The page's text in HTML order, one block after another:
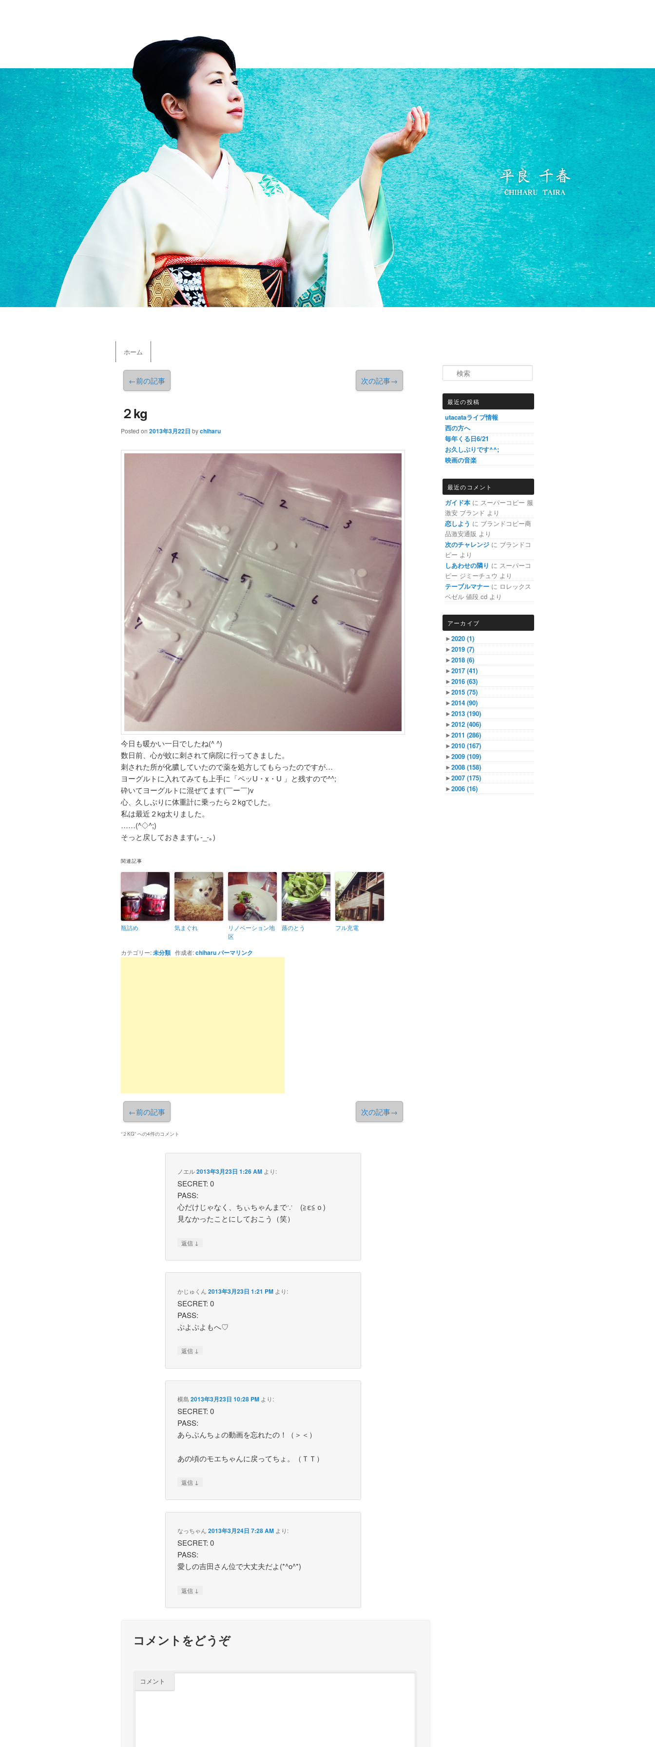
メインコンテンツへ移動
ホーム
←前の記事 次の記事→
２kg
Posted on 2013年3月22日 bychiharu
今日も暖かい一日でしたね(^ ^)
数日前、心が蚊に刺されて病院に行ってきました。
刺された所が化膿していたので薬を処方してもらったのですが…
ヨーグルトに入れてみても上手に「ペッU・x・U 」と残すので^^;
砕いてヨーグルトに混ぜてます(￣ー￣)v
心、久しぶりに体重計に乗ったら２kgでした。
私は最近２kg太りました。
……(^◇^;)
そっと戻しておきます(｡-_-｡)
関連記事
瓶詰め 気まぐれ
リノベーション地
区
蕗のとう フル充電
カテゴリー:未分類 作成者:chiharuパーマリンク
←前の記事 次の記事→
“２KG” への4件のコメント
ノエル2013年3月23日 1:26 AM より:
SECRET: 0
PASS:
心だけじゃなく、ちぃちゃんまで∵ゞ(≧ε≦ｏ)
見なかったことにしておこう（笑）
返信 ↓
かじゅくん 2013年3月23日 1:21 PM より:
SECRET: 0
PASS:
ぷよぷよもへ♡
返信 ↓
横島 2013年3月23日 10:28 PM より:
SECRET: 0
PASS:
あらぶんちょの動画を忘れたの！（＞＜）
あの頃のモエちゃんに戻ってちょ。（ＴＴ）
返信 ↓
なっちゃん 2013年3月24日 7:28 AM より:
SECRET: 0
PASS:
愛しの吉田さん位で大丈夫だよ(*^o^*)
返信 ↓
コメントをどうぞ
コメント
最近の投稿
utacataライブ情報
西の方へ
毎年くる日6/21
お久しぶりです^^;
映画の音楽
最近のコメント
ガイド本 に スーパーコピー 服
激安 ブランド より
恋しよう に ブランドコピー商
品激安通販 より
次のチャレンジ に ブランドコ
ピー より
しあわせの隣り に スーパーコ
ピー ジミーチュウ より
テーブルマナー に ロレックス
ベゼル 値段 cd より
アーカイブ
►2020 (1)
►2019 (7)
►2018 (6)
►2017 (41)
►2016 (63)
►2015 (75)
►2014 (90)
►2013 (190)
►2012 (406)
►2011 (286)
►2010 (167)
►2009 (109)
►2008 (158)
►2007 (175)
►2006 (16)